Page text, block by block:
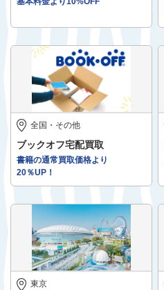
全国・その他
ブックオフ宅配買取
書籍の通常買取価格より
20％UP！
東京